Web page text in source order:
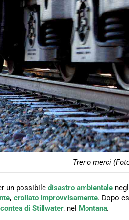
Treno merci
un possibile disastro ambientale
, crollato improvvisamente. Dopo
contea di Stillwater, nel Montana.